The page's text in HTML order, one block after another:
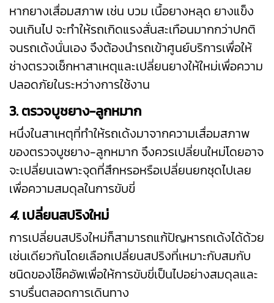
หากยางเสื่อมสภาพ เช่น บวม เนื้อยางหลุด ยางแข็ง
จนเกินไป จะทำให้รถเกิดแรงสั่นสะเทือนมากกว่าปกติ
จนรถเด้งนั่นเอง จึงต้องนำรถเข้าศูนย์บริการเพื่อให้
ช่างตรวจเช็กหาสาเหตุและเปลี่ยนยางให้ใหม่เพื่อความ
ปลอดภัยในระหว่างการใช้งาน
3. ตรวจบูชยาง-ลูกหมาก
หนึ่งในสาเหตุที่ทำให้รถเด้งมาจากความเสื่อมสภาพ
ของตรวจบูชยาง-ลูกหมาก จึงควรเปลี่ยนใหม่โดยอาจ
จะเปลี่ยนเฉพาะจุดที่สึกหรอหรือเปลี่ยนยกชุดไปเลย
เพื่อความสมดุลในการขับขี่
4.เปลี่ยนสปริงใหม่
การเปลี่ยนสปริงใหม่ก็สามารถแก้ปัญหารถเด้งได้ด้วย
เช่นเดียวกันโดยเลือกเปลี่ยนสปริงที่เหมาะกับสมกับ
ชนิดของโช๊คอัพเพื่อให้การขับขี่เป็นไปอย่างสมดุลและ
ราบรื่นตลอดการเดินทาง